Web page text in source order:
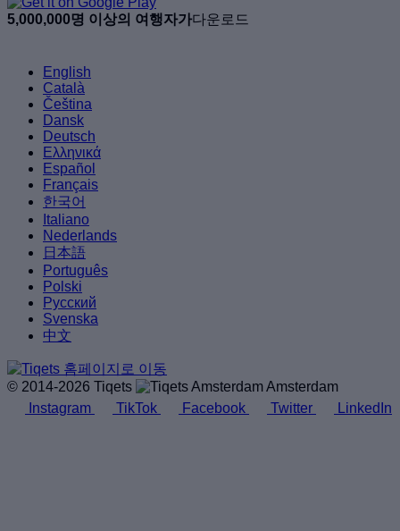
5,000,000명 이상의 여행자가다운로드
English
Català
Čeština
Dansk
Deutsch
Ελληνικά
Español
Français
한국어
Italiano
Nederlands
日本語
Português
Polski
Русский
Svenska
中文
© 2014-2026 Tiqets
Amsterdam
Instagram
TikTok Facebook Twitter LinkedIn